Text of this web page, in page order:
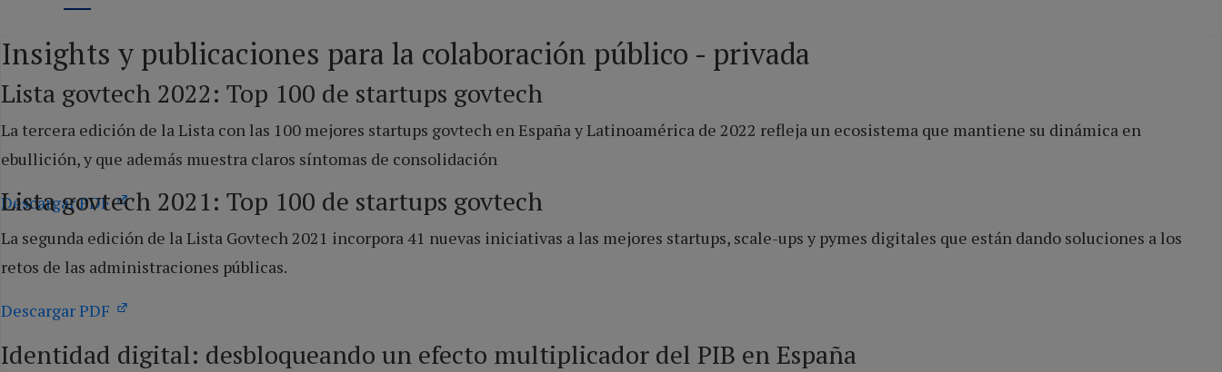
Insights y publicaciones para la colaboración público - privada
Lista govtech 2022: Top 100 de startups govtech
La tercera edición de laLista con las 100 mejores startups govtech en España y Latinoamérica de 2022 refleja un ecosistema que mantiene su dinámica en
ebullición, y que además muestra claros síntomas de consolidación
Descargar PDF
Lista govtech 2021: Top 100 de startups govtech
La segunda edición de la Lista Govtech 2021 incorpora41 nuevas iniciativas a las mejores startups, scale-ups y pymes digitales que están dando soluciones a los
retos de las administraciones públicas.
Descargar PDF
Identidad digital: desbloqueando un efecto multiplicador del PIB en España